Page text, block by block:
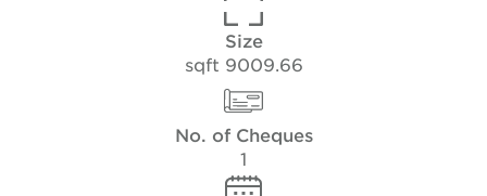
Size
9009.66 sqft
No. of Cheques